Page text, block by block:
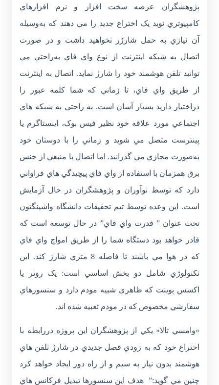
پژوهشگران عرصه سخت افزار و نرم افزارهاي
کامپيوتري نويد يک اختراع جديد را مي دهند که به‌وسيله
آن نيازي به حمل شارژر نخواهيد داشت و در صورت
اتصال به شبکه اينترنت از نوع واي فاي به‌راحتي مي
توانيد تلفن هوشمند خود را شارژ نمايد. اتصال به اينترنت
از طريق واي فاي، تا زماني که شما کلمه عبور را
دراختيار داريد بسيار آسان است. به راحتي به شبکه هاي
اجتماعي مورد علاقه خود نظير فيس بوک، اينستاگرم يا
پينترست متصل مي شويد و زماني را با دوستان خود
به‌صورت مجازي مي گذرانيد. اما اتصال با منبعي از جنس
برق همزمان با استفاده از واي فاي پيچيدگي هاي فراواني
دارد که توسط نوآوران و پژوهشگران در حال آزمايش
است. اين وعده توسط تيم تحقيقات دانشگاه واشينگتون
تحت عنوان ” قدرت واي فاي” در حال توسعه است که
قادر خواهد بود دستگاه شما را از طريق امواج واي فاي
که در هوا مي باشند تا فاصله 8 متري شارژ کند. اين
تکنولوژي شامل دو بخش اساسي است: يک روتر يا
اکسس پوينت که ظاهري شبيه مودم دارد و سنسورهاي
سفارشي مخصوص که در مودم تعبيه شده اند.
»وامسي تالا« يکي از پژوهشگران اين پروژه دررابطه با
اختراع خود که به زودي فصل جديدي در شارژ تلفن هاي
هوشمند بدون نياز به سيم و از راه دور ايجاد خواهد کرد
چنين مي گويد:” هدف اين سنسورها تبديل فرکانس هاي